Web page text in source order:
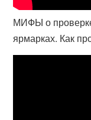
МИФЫ о
ярмарках. Как